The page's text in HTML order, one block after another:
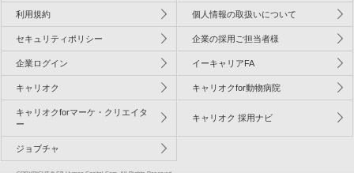
利用規約 個人情報の取扱いについて
セキュリティポリシー 企業の採用ご担当者様
企業ログイン イーキャリアFA
キャリオク キャリオクfor動物病院
キャリオクforマーケ・クリエイタ
ー
キャリオク 採用ナビ
ジョブチャ